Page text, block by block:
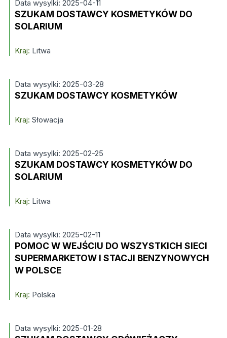
Data wysylki: 2025-04-11
SZUKAM DOSTAWCY KOSMETYKÓW DO
SOLARIUM
Kraj: Litwa
Data wysylki: 2025-03-28
SZUKAM DOSTAWCY KOSMETYKÓW
Kraj: Słowacja
Data wysylki: 2025-02-25
SZUKAM DOSTAWCY KOSMETYKÓW DO
SOLARIUM
Kraj: Litwa
Data wysylki: 2025-02-11
POMOC W WEJŚCIU DO WSZYSTKICH SIECI
SUPERMARKETOW I STACJI BENZYNOWYCH
W POLSCE
Kraj: Polska
Data wysylki: 2025-01-28